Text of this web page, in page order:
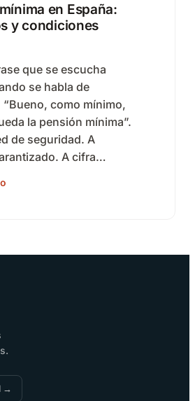
en España:
y condiciones
que se escucha
se habla de
como mínimo,
la pensión mínima”.
de seguridad. A
A cifra…
→